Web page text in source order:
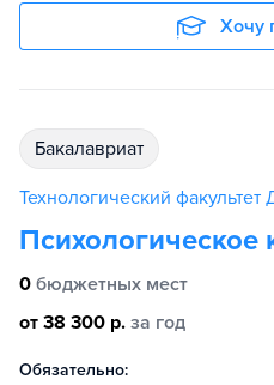
Хочу
бакалавриат
Технологический факультет
Психологическое
0 бюджетных мест
от 38 300 р. за год
Обязательно: